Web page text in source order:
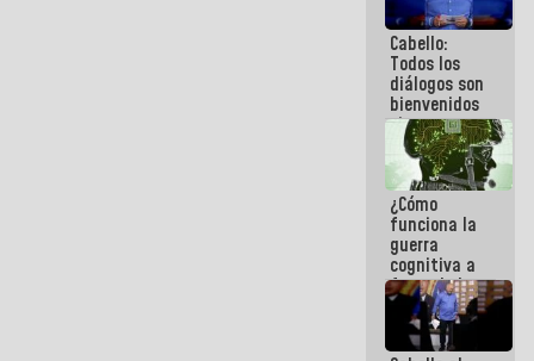
en el
Aeropuerto
Internacional
de
Maiquetía
Cabello:
Todos los
diálogos son
bienvenidos
siempre que
estén en el
marco de la
Constitución
de la
República
¿Cómo
funciona la
guerra
cognitiva a
favor de la
narrativa
hegemónica?
(1)